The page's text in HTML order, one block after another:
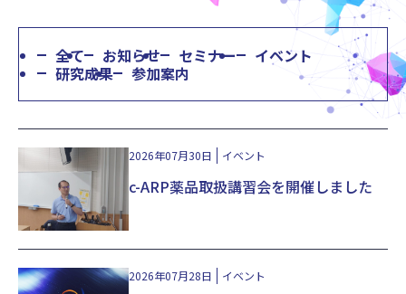
最新情報
国立大学法人東海国立大学機構
岐阜大学 工学部附属プラズマ応用研究センター
〒501-1193 岐阜県岐阜市柳戸１−１
2026年07月30日 イベント
c-ARP薬品取扱講習会を開催しました
2026年07月28日 イベント
全て お知らせ セミナー
イベント
研究成果
参加案内